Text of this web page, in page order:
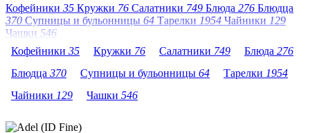
Кофейники 35 Кружки 76 Салатники 749 Блюда 276 Блюдца
370 Супницы и бульонницы 64 Тарелки 1954 Чайники 129
Чашки 546
Кофейники 35 Кружки 76 Салатники 749 Блюда 276
Блюдца 370 Супницы и бульонницы 64 Тарелки 1954
Чайники 129 Чашки 546